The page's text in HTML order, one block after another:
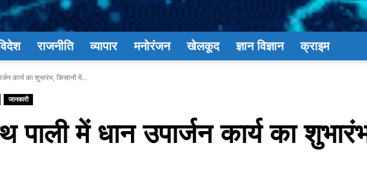
राजनीति व्यापार मनोरंजन खेलकूद ज्ञान विज्ञान क्राइम
कार्य का शुभारंभ, किसानों में...
जानकारी
पाली में धान उपार्जन कार्य का